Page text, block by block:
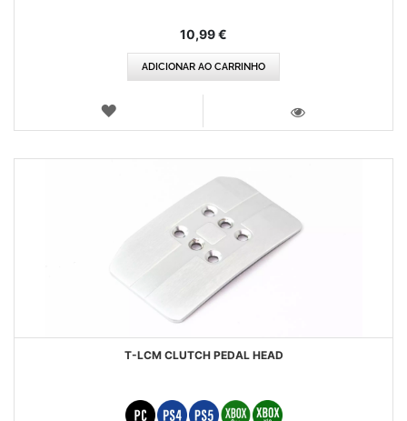
10,99 €
ADICIONAR AO CARRINHO
LISTA
T-LCM CLUTCH PEDAL HEAD